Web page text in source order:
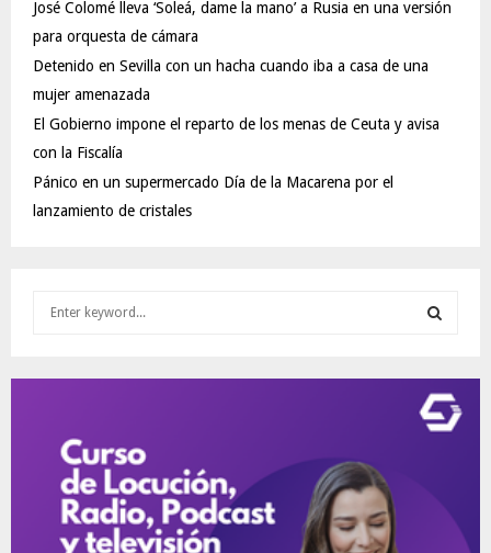
José Colomé lleva ‘Soleá, dame la mano’ a Rusia en una versión
para orquesta de cámara
Detenido en Sevilla con un hacha cuando iba a casa de una
mujer amenazada
El Gobierno impone el reparto de los menas de Ceuta y avisa
con la Fiscalía
Pánico en un supermercado Día de la Macarena por el
lanzamiento de cristales
E